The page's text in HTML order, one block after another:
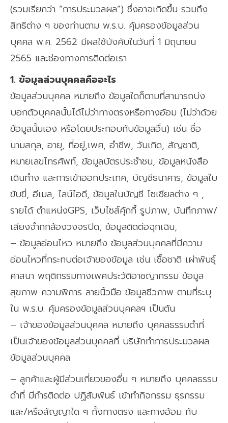
(รวมเรียกว่า “การประมวลผล”) ซึ่งอาจเกิดขึ้น รวมถึง
สิทธิต่าง ๆ ของท่านตาม พ.ร.บ. คุ้มครองข้อมูลส่วน
บุคคล พ.ศ. 2562 มีผลใช้บังคับในวันที่ 1 มิถุนายน
2565 และช่องทางการติดต่อเรา
1. ข้อมูลส่วนบุคคลคืออะไร
ข้อมูลส่วนบุคคล หมายถึง ข้อมูลใดก็ตามที่สามารถบ่ง
บอกตัวบุคคลนั้นได้ไม่ว่าทางตรงหรือทางอ้อม (ไม่ว่าด้วย
ข้อมูลนั้นเอง หรือโดยประกอบกับข้อมูลอื่น) เช่น ชื่อ
นามสกุล, อายุ, ที่อยู่,เพศ, อำชีพ, วันเกิด, สัญชาติ,
หมายเลขโทรศัพท์, ข้อมูลบัตรประชำชน, ข้อมูลหนังสือ
เดินทำง และการเข้าออกประเทศ, บัญชีธนาคาร, ข้อมูลใบ
ขับขี่, อีเมล, ไลน์ไอดี, ข้อมูลในบัญชี โซเชียลต่าง ๆ ,
รายได้ ตำแหน่งGPS, เว็บไซส์คุ้กกี้ รูปภาพ, บันทึกภาพ/
เสียงจำกกล้องวงจรปิด, ข้อมูลติดต่อฉุกเฉิน,
– ข้อมูลอ่อนไหว หมายถึง ข้อมูลส่วนบุคคลที่มีความ
อ่อนไหวที่กระทบต่อเจ้าของข้อมูล เช่น เชื้อชาติ เผ่าพันธุ์
ศาสนา พฤติกรรมทางเพศประวัติอาชญากรรม ข้อมูล
สุขภาพ ความพิการ ลายนิ้วมือ ข้อมูลชีวภาพ ตามที่ระบุ
ใน พ.ร.บ. คุ้มครองข้อมูลส่วนบุคคลฯ เป็นต้น
– เจ้าของข้อมูลส่วนบุคคล หมายถึง บุคคลธรรมดำที่
เป็นเจ้าของข้อมูลส่วนบุคคลที่ บริษัททำการประมวลผล
ข้อมูลส่วนบุคคล
– ลูกค้าและผู้มีส่วนเกี่ยวของอื่น ๆ หมายถึง บุคคลธรรม
ดำที่ มีกำรติดต่อ ปฏิสัมพันธ์ เข้าทำกิจกรรม ธุรกรรม
และ/หรือสัญญาใด ๆ ทั้งทางตรง และทางอ้อม กับ